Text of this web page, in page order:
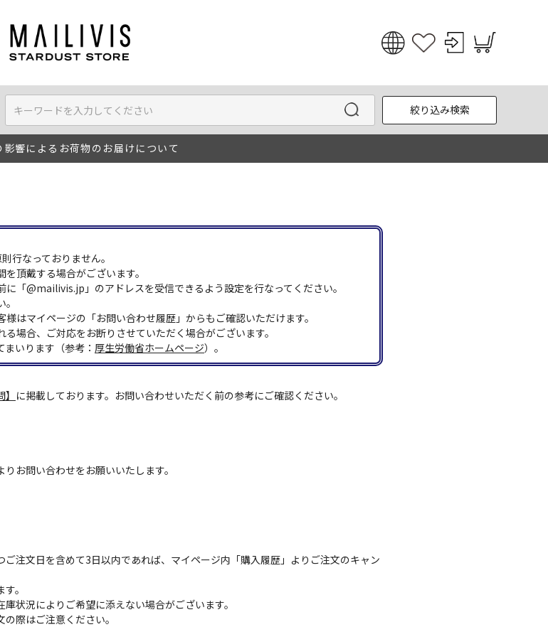
English
한국어
絞り込み検索
響によるお荷物のお届けについて
行なっておりません。
頂戴する場合がございます。
「@mailivis.jp」のアドレスを受信できるよう設定を行なってください。
はマイページの「お問い合わせ履歴」からもご確認いただけます。
場合、ご対応をお断りさせていただく場合がございます。
いります（参考： 厚生労働省ホームページ）。
に掲載しております。お問い合わせいただく前の参考にご確認ください。
お問い合わせをお願いいたします。
注文日を含めて3日以内であれば、マイページ内「購入履歴」よりご注文のキャン
。
状況によりご希望に添えない場合がございます。
際はご注意ください。